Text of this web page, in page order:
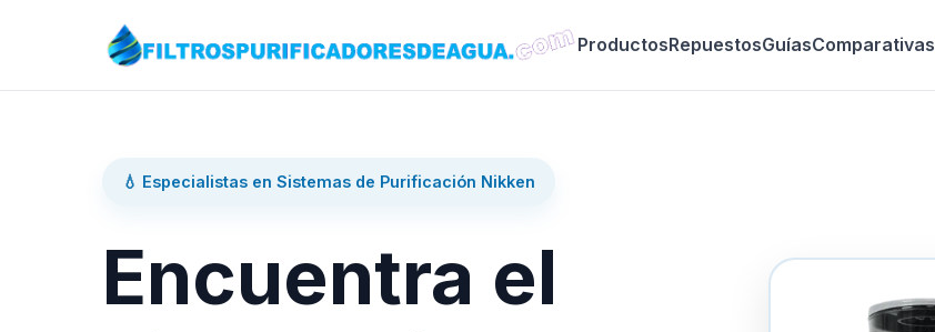
ProductosRepuestosGuíasComparativas
💧 Especialistas en Sistemas de Purificación Nikken
Encuentra el